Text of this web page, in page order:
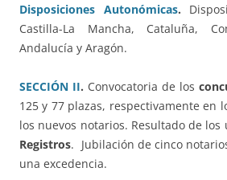
Disposiciones Autonómicas.
Castilla-La Mancha, Cataluña,
Andalucía y Aragón.
SECCIÓN II. Convocatoria de los
125 y 77 plazas, respectivamente en
los nuevos notarios. Resultado de los
Registros. Jubilación de cinco
una excedencia.